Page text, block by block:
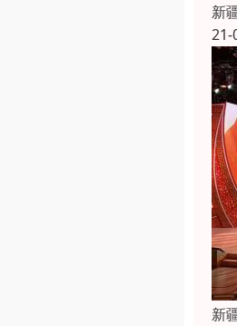
新
21-
新